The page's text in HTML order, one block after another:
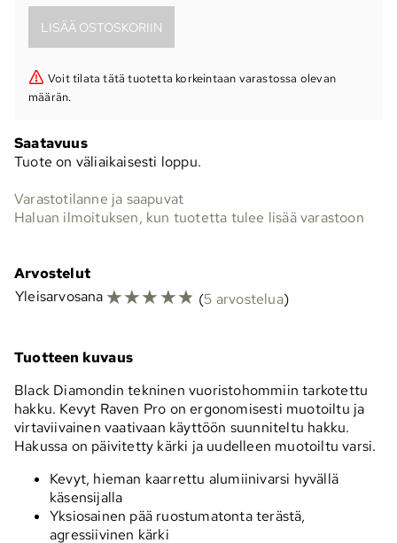
Voit tilata tätä tuotetta korkeintaan varastossa olevan
määrän.
Saatavuus
Tuote on väliaikaisesti loppu.
Varastotilanne ja saapuvat
Haluan ilmoituksen, kun tuotetta tulee lisää varastoon
Arvostelut
Yleisarvosana ☆☆☆☆☆ (5 arvostelua)
Tuotteen kuvaus
Black Diamondin tekninen vuoristohommiin tarkotettu
hakku. Kevyt Raven Pro on ergonomisesti muotoiltu ja
virtaviivainen vaativaan käyttöön suunniteltu hakku.
Hakussa on päivitetty kärki ja uudelleen muotoiltu varsi.
Kevyt, hieman kaarrettu alumiinivarsi hyvällä
käsensijalla
Yksiosainen pää ruostumatonta terästä,
agressiivinen kärki